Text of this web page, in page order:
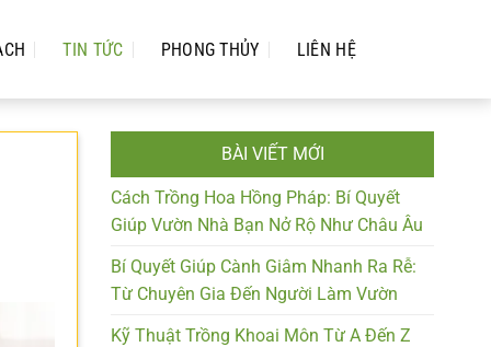
TIN TỨC PHONG THỦY LIÊN HỆ
BÀI VIẾT MỚI
Cách Trồng Hoa Hồng Pháp: Bí Quyết
Giúp Vườn Nhà Bạn Nở Rộ Như Châu Âu
Bí Quyết Giúp Cành Giâm Nhanh Ra Rễ:
Từ Chuyên Gia Đến Người Làm Vườn
Kỹ Thuật Trồng Khoai Môn Từ A Đến Z